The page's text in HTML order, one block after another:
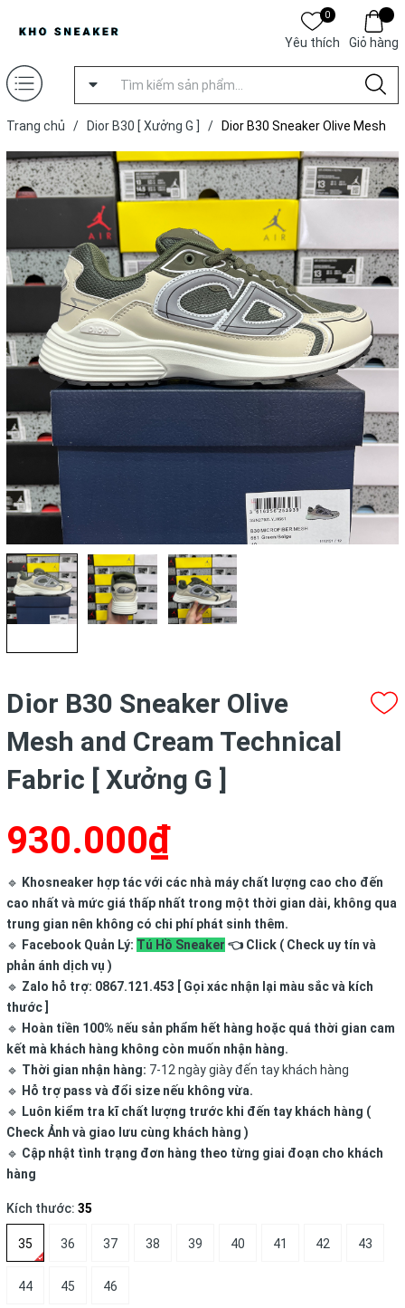
0
Yêu thích Giỏ hàng
Trang chủ / Dior B30 [ Xưởng G ] /
Dior B30 Sneaker Olive Mesh
Dior B30 Sneaker Olive
Mesh and Cream Technical
Fabric [ Xưởng G ]
930.000₫
🔹 Khosneaker hợp tác với các nhà máy chất lượng cao cho đến
cao nhất và mức giá thấp nhất trong một thời gian dài, không qua
trung gian nên không có chi phí phát sinh thêm.
🔹 Facebook Quản Lý: Tú Hồ Sneaker 👈 Click ( Check uy tín và
phản ánh dịch vụ )
🔹 Zalo hỗ trợ: 0867.121.453 [ Gọi xác nhận lại màu sắc và kích
thước ]
🔹 Hoàn tiền 100% nếu sản phẩm hết hàng hoặc quá thời gian cam
kết mà khách hàng không còn muốn nhận hàng.
🔹 Thời gian nhận hàng: 7-12 ngày giày đến tay khách hàng
🔹 Hỗ trợ pass và đổi size nếu không vừa.
🔹 Luôn kiểm tra kĩ chất lượng trước khi đến tay khách hàng (
Check Ảnh và giao lưu cùng khách hàng )
🔹 Cập nhật tình trạng đơn hàng theo từng giai đoạn cho khách
hàng
Kích thước: 35
35 36 37 38 39 40 41 42 43
44 45 46